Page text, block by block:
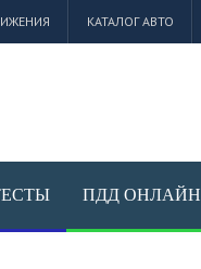
КАТАЛОГ АВТО
ПДД ОНЛАЙН